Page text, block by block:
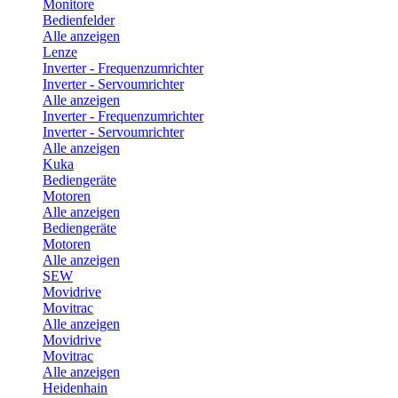
Monitore
Bedienfelder
Alle anzeigen
Lenze
Inverter - Frequenzumrichter
Inverter - Servoumrichter
Alle anzeigen
Inverter - Frequenzumrichter
Inverter - Servoumrichter
Alle anzeigen
Kuka
Bediengeräte
Motoren
Alle anzeigen
Bediengeräte
Motoren
Alle anzeigen
SEW
Movidrive
Movitrac
Alle anzeigen
Movidrive
Movitrac
Alle anzeigen
Heidenhain